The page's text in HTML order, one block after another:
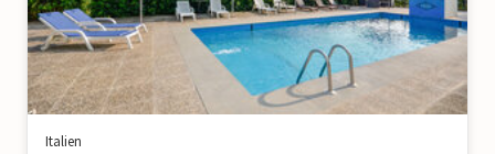
Italien